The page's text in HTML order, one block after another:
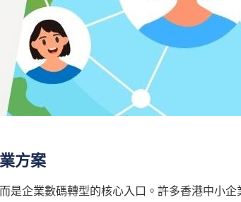
方案
是企業數碼轉型的核心入口。許多香港中小企